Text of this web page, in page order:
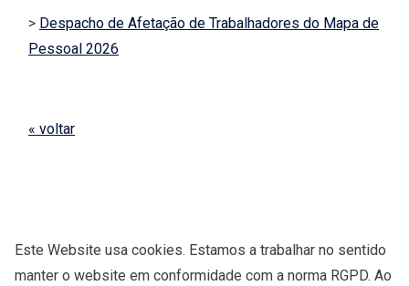
> Despacho de Afetação de Trabalhadores do Mapa de
Pessoal 2026
« voltar
Este Website usa cookies. Estamos a trabalhar no sentido
manter o website em conformidade com a norma RGPD. Ao